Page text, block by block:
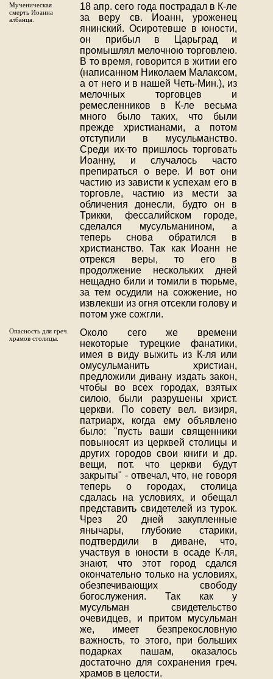
Мученическая
смерть Иоанна
албанца.
18 апр. сего года пострадал в К-ле
за веру св. Иоанн, уроженец
янинский. Осиротевше в юности,
он прибыл в Царьград и
промышлял мелочною торговлею.
В то время, говорится в житии его
(написанном Николаем Малаксом,
а от него и в нашей Четь-Мин.), из
мелочных торговцев и
ремесленников в К-ле весьма
много было таких, что были
прежде христианами, а потом
отступили в мусульманство.
Среди их-то пришлось торговать
Иоанну, и случалось часто
препираться о вере. И вот они
частию из зависти к успехам его в
торговле, частию из мести за
обличения донесли, будто он в
Трикки, фессалийском городе,
сделался мусульманином, а
теперь снова обратился в
христианство. Так как Иоанн не
отрекся веры, то его в
продолжение нескольких дней
нещадно били и томили в тюрьме,
за тем осудили на сожжение, но
извлекши из огня отсекли голову и
потом уже сожгли.
Опасность для греч.
храмов столицы.
Около сего же времени
некоторые турецкие фанатики,
имея в виду выжить из К-ля или
омусульманить христиан,
предложили дивану издать закон,
чтобы во всех городах, взятых
силою, были разрушены христ.
церкви. По совету вел. визиря,
патриарх, когда ему объявлено
было: "пусть ваши священники
повыносят из церквей столицы и
других городов свои книги и др.
вещи, пот. что церкви будут
закрыты" - отвечал, что, не говоря
теперь о городах, столица
сдалась на условиях, и обещал
представить свидетелей из турок.
Чрез 20 дней закупленные
янычары, глубокие старики,
подтвердили в диване, что,
участвуя в юности в осаде К-ля,
знают, что этот город сдался
окончательно только на условиях,
обезпечивающих свободу
богослужения. Так как у
мусульман свидетельство
очевидцев, и притом мусульман
же, имеет безпрекословную
важность, то этого, при больших
подарках пашам, оказалось
достаточно для сохранения греч.
храмов в целости.